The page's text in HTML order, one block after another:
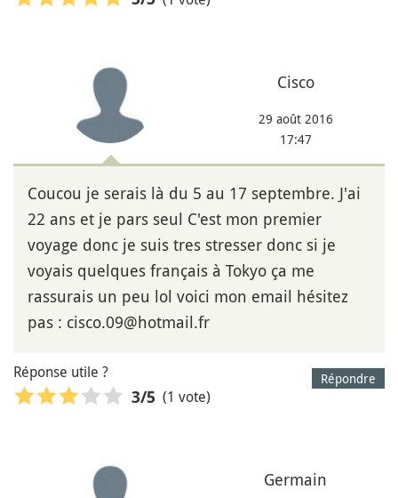
Cisco
29 août 2016
17:47
Coucou je serais là du 5 au 17 septembre. J'ai
22 ans et je pars seul C'est mon premier
voyage donc je suis tres stresser donc si je
voyais quelques français à Tokyo ça me
rassurais un peu lol voici mon email hésitez
pas : cisco.09@hotmail.fr
Répondre
Réponse utile ?
3/5 (1 vote)
Germain